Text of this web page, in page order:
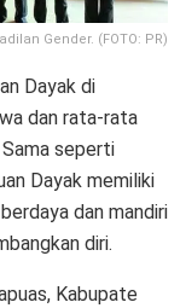
Gender. (FOTO: PR)
Dayak di
dan rata-rata
seperti
Dayak memiliki
dan mandiri
diri.
Kabupate